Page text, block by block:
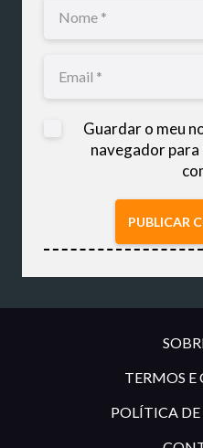
Guardar o meu
navegador para
PUBLICAR
TERMOS E
POLÍTICA